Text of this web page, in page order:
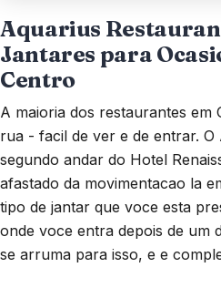
Aquarius
Jantares para
Centro
A maioria dos restaurantes em
rua - facil de ver e de entrar. O
segundo andar do Hotel
afastado da movimentacao la
tipo de jantar que voce esta
onde voce entra depois de um
se arruma para isso, e e